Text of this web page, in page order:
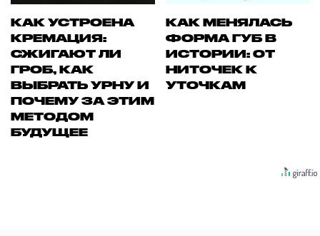
КАК УСТРОЕНА
КРЕМАЦИЯ:
СЖИГАЮТ ЛИ
ГРОБ, КАК
ВЫБРАТЬ УРНУ И
ПОЧЕМУ ЗА ЭТИМ
МЕТОДОМ
БУДУЩЕЕ
КАК МЕНЯЛАСЬ
ФОРМА ГУБ В
ИСТОРИИ: ОТ
НИТОЧЕК К
УТОЧКАМ